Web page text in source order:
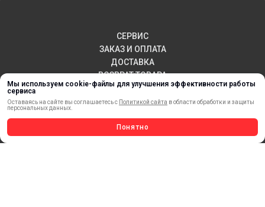
Мы используем cookie-файлы для улучшения эффективности работы
сервиса
Оставаясь на сайте вы соглашаетесь с Политикой сайта в области обработки и защиты
персональных данных.
Понятно
СЕРВИС
ЗАКАЗ И ОПЛАТА
ДОСТАВКА
ВОЗВРАТ ТОВАРА
ПУБЛИЧНАЯ ОФЕРТА
КОНТАКТЫ